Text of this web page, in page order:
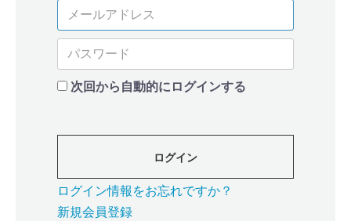
次回から自動的にログインする
ログイン
ログイン情報をお忘れですか？
新規会員登録